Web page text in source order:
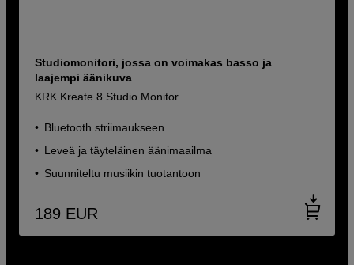
Studiomonitori, jossa on voimakas basso ja
laajempi äänikuva
KRK Kreate 8 Studio Monitor
Bluetooth striimaukseen
Leveä ja täyteläinen äänimaailma
Suunniteltu musiikin tuotantoon
189 EUR